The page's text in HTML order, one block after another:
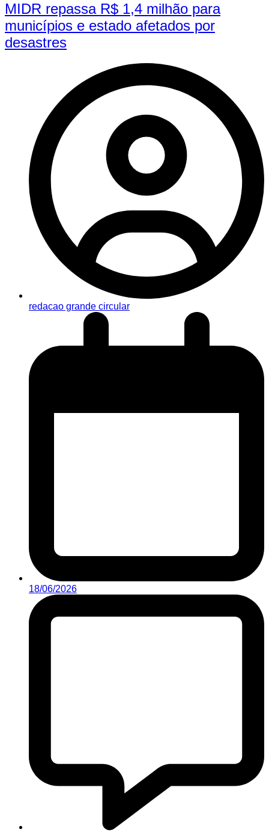
MIDR repassa R$ 1,4 milhão para
municípios e estado afetados por
desastres
redacao grande circular
18/06/2026